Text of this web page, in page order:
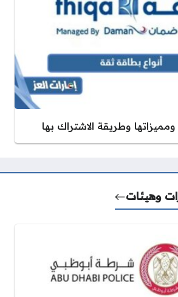
وطريقة الاشتراك بها
وهيئات